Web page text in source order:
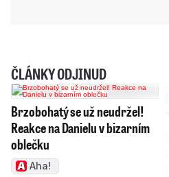
ČLÁNKY ODJINUD
Brzobohatý se už neudržel!
Reakce na Danielu v bizarním
oblečku
Aha!